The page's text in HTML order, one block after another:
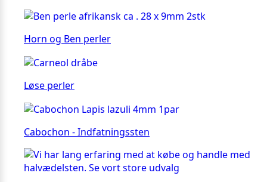
Horn og Ben perler
Løse perler
Cabochon - Indfatningssten